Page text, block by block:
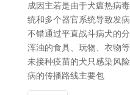
成因主若是由于犬瘟热病
统和多个器官系统导致发
不错通过平直战斗病犬的
浑浊的食具、玩物、衣物
未接种疫苗的犬只感染风
病的传播路线主要包